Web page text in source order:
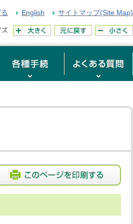
English サイトマップ(Site Map)